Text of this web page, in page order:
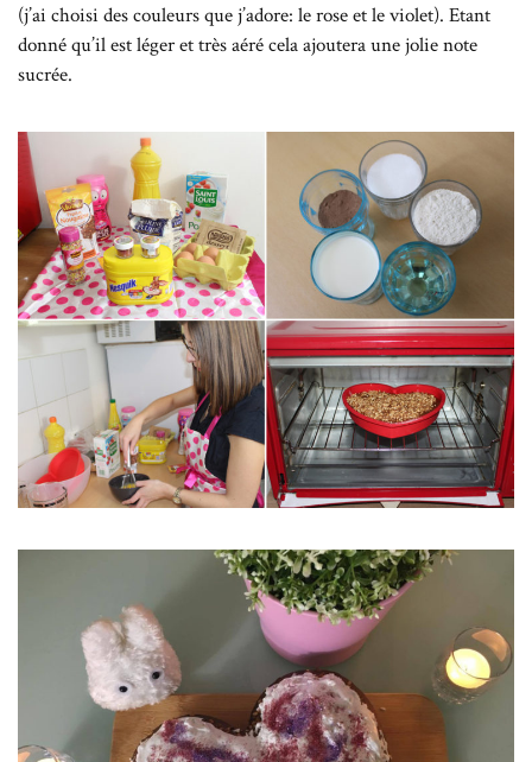
(j’ai choisi des couleurs que j’adore: le rose et le violet). Etant
donné qu’il est léger et très aéré cela ajoutera une jolie note
sucrée.